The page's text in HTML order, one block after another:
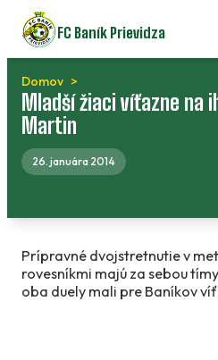
Preskočiť
na
obsah
FC Baník Prievidza
Domov
Mladší žiaci víťazne na
Martin
26. januára 2014
Prípravné dvojstretnutie v
rovesníkmi majú za sebou
oba duely mali pre Baníkov